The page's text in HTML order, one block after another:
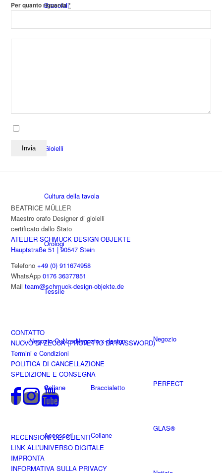
Bracciali
Gioielli
Cultura della tavola
Orologi
Tessile
Negozio
Negozio CuNz-x
Collane
Accessori
Negozio x-design
Braccialetto
Collane
PERFECT
GLAS®
Per quanto riguarda*
BEATRICE MÜLLER
Maestro orafo Designer di gioielli
certificato dallo Stato
ATELIER SCHMUCK DESIGN OBJEKTE
Hauptstraße 51 | 90547 Stein
Telefono+49 (0) 911674958
WhatsApp0176 36377851
Mailteam@schmuck-design-objekte.de
CONTATTO
NUOVO DI ZECCA (PROTETTO DA PASSWORD)
Termini e Condizioni
POLITICA DI CANCELLAZIONE
SPEDIZIONE E CONSEGNA
RECENSIONI DEI CLIENTI
LINK ALL’UNIVERSO DIGITALE
IMPRONTA
INFORMATIVA SULLA PRIVACY